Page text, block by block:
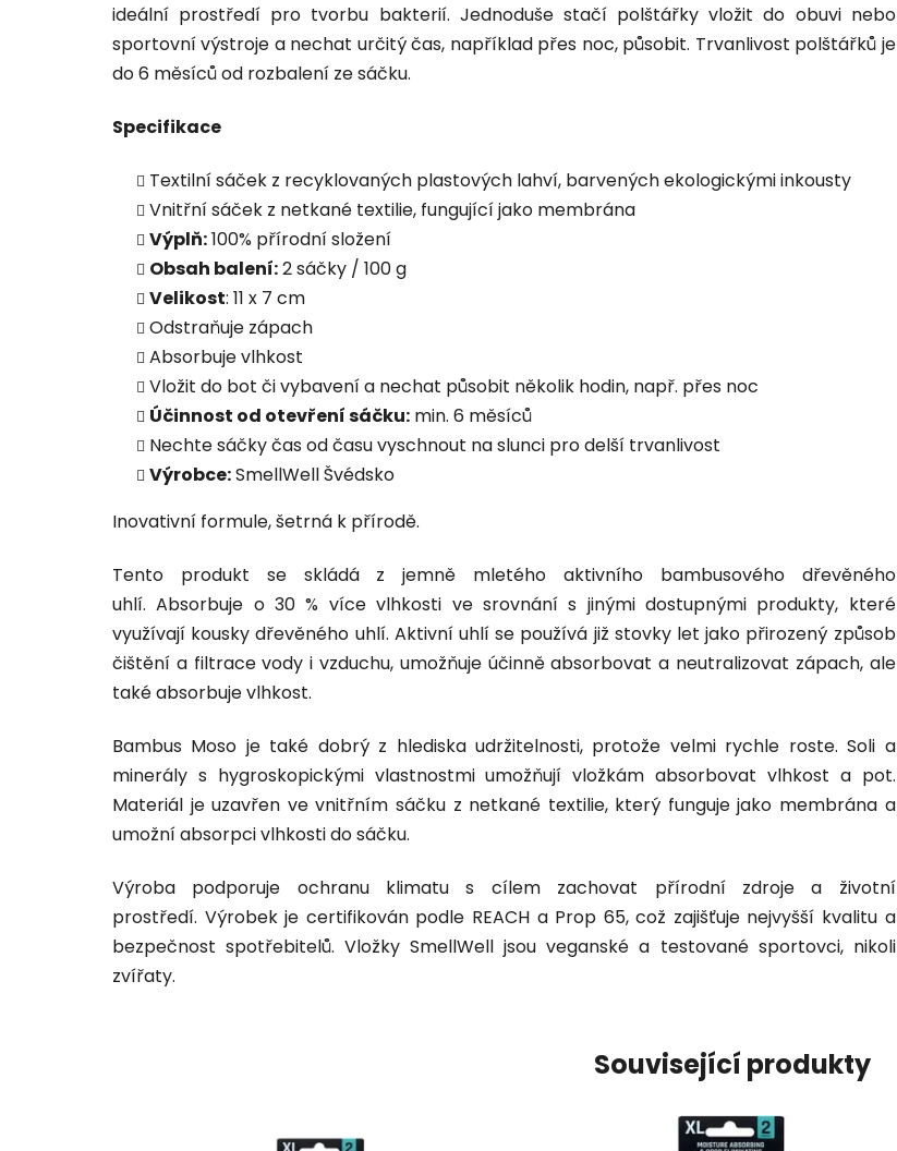
ideální prostředí pro tvorbu bakterií. Jednoduše stačí polštářky vložit do obuvi nebo
sportovní výstroje a nechat určitý čas, například přes noc, působit. Trvanlivost polštářků je
do 6 měsíců od rozbalení ze sáčku.
Specifikace
Textilní sáček z recyklovaných plastových lahví, barvených ekologickými inkousty
Vnitřní sáček z netkané textilie, fungující jako membrána
Výplň:100% přírodní složení
Obsah balení:2 sáčky / 100 g
Velikost: 11 x 7 cm
Odstraňuje zápach
Absorbuje vlhkost
Vložit do bot či vybavení a nechat působit několik hodin, např. přes noc
Účinnost od otevření sáčku: min. 6 měsíců
Nechte sáčky čas od času vyschnout na slunci pro delší trvanlivost
Výrobce:SmellWell Švédsko
Inovativní formule, šetrná k přírodě.
Tento produkt se skládá z jemně mletého aktivního bambusového dřevěného
uhlí. Absorbuje o 30 % více vlhkosti ve srovnání s jinými dostupnými produkty, které
využívají kousky dřevěného uhlí. Aktivní uhlí se používá již stovky let jako přirozený způsob
čištění a filtrace vody i vzduchu, umožňuje účinně absorbovat a neutralizovat zápach, ale
také absorbuje vlhkost.
Bambus Moso je také dobrý z hlediska udržitelnosti, protože velmi rychle roste. Soli a
minerály s hygroskopickými vlastnostmi umožňují vložkám absorbovat vlhkost a pot.
Materiál je uzavřen ve vnitřním sáčku z netkané textilie, který funguje jako membrána a
umožní absorpci vlhkosti do sáčku.
Výroba podporuje ochranu klimatu s cílem zachovat přírodní zdroje a životní
prostředí. Výrobek je certifikován podle REACH a Prop 65, což zajišťuje nejvyšší kvalitu a
bezpečnost spotřebitelů. Vložky SmellWell jsou veganské a testované sportovci, nikoli
zvířaty.
Související produkty